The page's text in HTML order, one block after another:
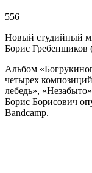
556
Новый студийный
Борис Гребенщиков
Альбом
четырех
лебедь»,
Борис Борисович
Bandcamp.